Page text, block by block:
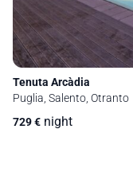
Tenuta Arcàdia
Puglia, Salento, Otranto
729€ night